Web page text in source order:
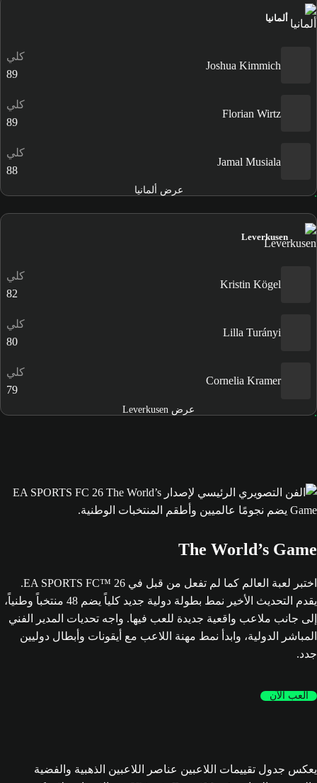
ألمانيا
Joshua Kimmich
كلي
89
Florian Wirtz
كلي
89
Jamal Musiala
كلي
88
عرض ألمانيا
Leverkusen
Kristin Kögel
كلي
82
Lilla Turányi
كلي
80
Cornelia Kramer
كلي
79
عرض Leverkusen
The World’s Game
اختبر لعبة العالم كما لم تفعل من قبل في EA SPORTS FC™ 26.
يقدم التحديث الأخير نمط بطولة دولية جديد كلياً يضم 48 منتخباً وطنياً،
إلى جانب ملاعب واقعية جديدة للعب فيها. واجه تحديات المدير الفني
المباشر الدولية، وابدأ نمط مهنة اللاعب مع أيقونات وأبطال دوليين
جدد.
العب الآن
يعكس جدول تقييمات اللاعبين عناصر اللاعبين الذهبية والفضية